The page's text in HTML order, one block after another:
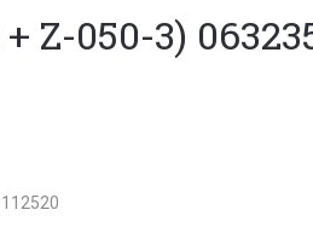
Z-050-3)
112520